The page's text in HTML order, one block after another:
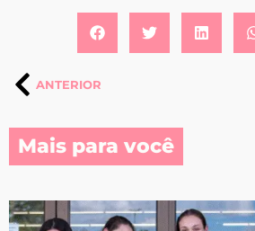
ANTERIOR
Mais para você